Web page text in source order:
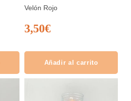
Velón Rojo
3,50€
Añadir al carrito